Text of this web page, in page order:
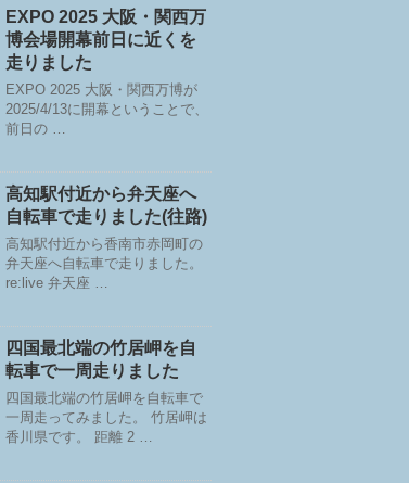
EXPO 2025 大阪・関西万
博会場開幕前日に近くを
走りました
EXPO 2025 大阪・関西万博が
2025/4/13に開幕ということで、
前日の …
高知駅付近から弁天座へ
自転車で走りました(往路)
高知駅付近から香南市赤岡町の
弁天座へ自転車で走りました。
re:live 弁天座 …
四国最北端の竹居岬を自
転車で一周走りました
四国最北端の竹居岬を自転車で
一周走ってみました。 竹居岬は
香川県です。 距離 2 …